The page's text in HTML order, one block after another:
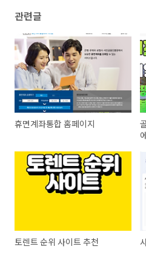
관련글
휴면계좌통합 홈페이지
토렌트 순위 사이트 추천